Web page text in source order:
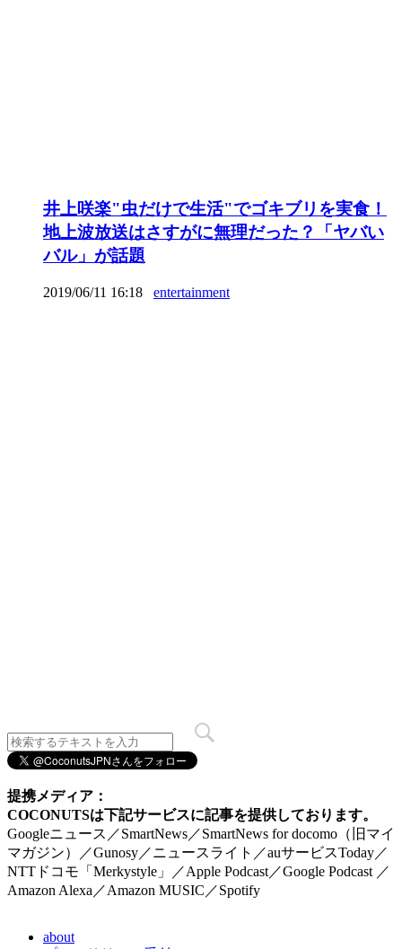
井上咲楽"虫だけで生活"でゴキブリを実食！
地上波放送はさすがに無理だった？「ヤバい
バル」が話題
2019/06/11 16:18 entertainment
提携メディア：
COCONUTSは下記サービスに記事を提供しております。
Googleニュース／SmartNews／SmartNews for docomo（旧マイ
マガジン）／Gunosy／ニュースライト／auサービスToday／
NTTドコモ「Merkystyle」／Apple Podcast／Google Podcast ／
Amazon Alexa／Amazon MUSIC／Spotify
about